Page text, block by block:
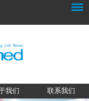
我们 联系我们